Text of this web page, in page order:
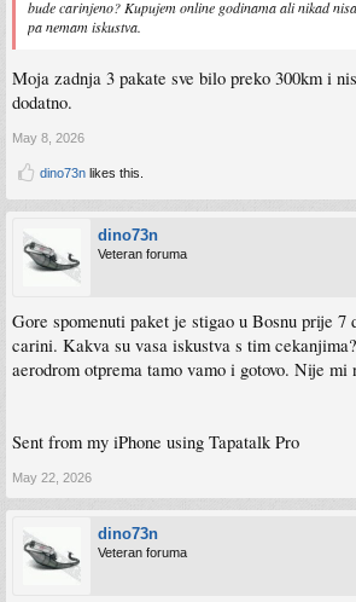
bude carinjeno? Kupujem online godinama ali nikad
pa nemam iskustva.
Moja zadnja 3 pakate sve bilo preko 300km i
dodatno.
May 8, 2026
dino73n likes this.
dino73n
Veteran foruma
Gore spomenuti paket je stigao u Bosnu prije 7
carini. Kakva su vasa iskustva s tim
aerodrom otprema tamo vamo i gotovo. Nije mi
Sent from my iPhone using Tapatalk Pro
May 22, 2026
dino73n
Veteran foruma